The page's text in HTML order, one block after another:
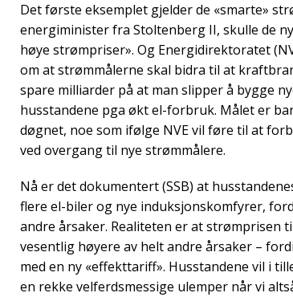
Det første eksemplet gjelder de «smarte»
energiminister fra Stoltenberg II, skulle de
høye strømpriser». Og Energidirektoratet
om at strømmålerne skal bidra til at
spare milliarder på at man slipper å bygge
husstandene pga økt el-forbruk. Målet er
døgnet, noe som ifølge NVE vil føre til at
ved overgang til nye strømmålere.
Nå er det dokumentert (SSB) at
flere el-biler og nye induksjonskomfyrer,
andre årsaker. Realiteten er at strømprisen
vesentlig høyere av helt andre årsaker –
med en ny «effekttariff». Husstandene vil i
en rekke velferdsmessige ulemper når vi